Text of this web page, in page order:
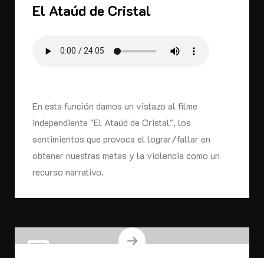
El Ataúd de Cristal
En esta función damos un vistazo al filme
independiente "El Ataúd de Cristal", los
sentimientos que provoca el lograr/fallar en
obtener nuestras metas y la violencia como un
recurso narrativo.